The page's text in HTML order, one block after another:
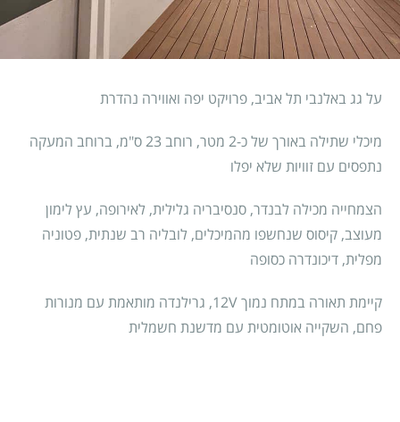
על גג באלנבי תל אביב, פרויקט יפה ואווירה נהדרת
מיכלי שתילה באורך של כ-2 מטר, רוחב 23 ס"מ, ברוחב המעקה
נתפסים עם זוויות שלא יפלו
הצמחייה מכילה לבנדר, סנסיבריה גלילית, לאירופה, עץ לימון
מעוצב, קיסוס שנחשפו מהמיכלים, לובליה רב שנתית, פטוניה
מפלית, דיכונדרה כסופה
קיימת תאורה במתח נמוך 12V, גרילנדה מותאמת עם מנורות
פחם, השקייה אוטומטית עם מדשנת חשמלית